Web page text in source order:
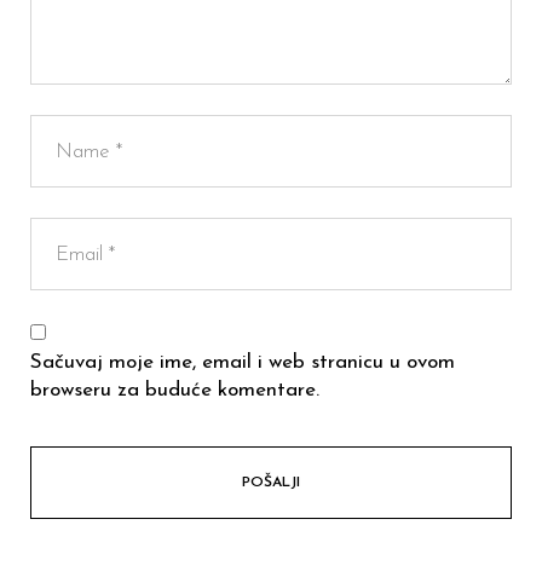
Sačuvaj moje ime, email i web stranicu u ovom
browseru za buduće komentare.